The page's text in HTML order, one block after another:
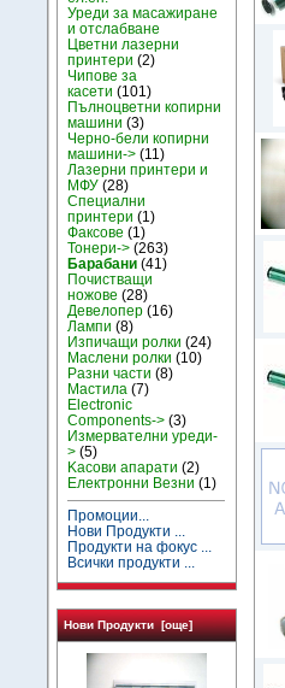
Уреди за масажиране
и отслабване
Цветни лазерни
принтери (2)
Чипове за
касети (101)
Пълноцветни копирни
машини (3)
Черно-бели копирни
машини-> (11)
Лазерни принтери и
МФУ (28)
Специални
принтери (1)
Факсове (1)
Тонери-> (263)
Барабани (41)
Почистващи
ножове (28)
Девелопер (16)
Лампи (8)
Изпичащи ролки (24)
Маслени ролки (10)
Разни части (8)
Мастила (7)
Electronic
Components-> (3)
Измервателни уреди-
> (5)
Kасови апарати (2)
Електронни Везни (1)
Промоции...
Нови Продукти ...
Продукти на фокус ...
Всички продукти ...
Нови Продукти [още]